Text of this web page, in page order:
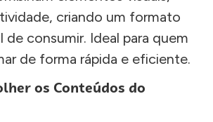
criando um formato
consumir. Ideal para quem
de forma rápida e eficiente.
os Conteúdos do